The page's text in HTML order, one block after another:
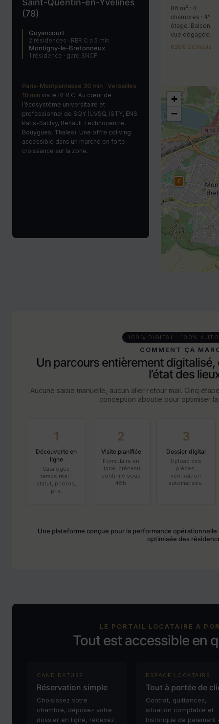
Saint-Quentin-en-Yvelines
(78)
Guyancourt
2 résidences · RER C à 5 min
Montigny-le-Bretonneux
1 résidence · gare SNCF
Paris-Montparnasse 30 min · Versailles
10 min via le RER C. Au cœur de
l’écosystème universitaire et
professionnel de SQY (UVSQ, ISTY, ENS
Paris-Saclay, Renault Technocentre,
Bouygues, Thales). Une offre coliving
accessible dans un marché en forte
croissance sur la zone.
86 m² · 4
chambres · 4ᵉ
étage. Balcon,
vue dégagée.
620€ CC/mois
E
+
−
100% DIGITAL · 100%
COMMENT ÇA
Un parcours entièrement
l’état des
Aucune saisie manuelle, aucun aller-retour mail. Cinq
conception aboutie pour optimiser
1
Découverte en
ligne
Catalogue
temps réel :
statut, photos,
prix.
2
Visite planifiée
Formulaire en
ligne, créneau
confirmé sous
48h.
3
Dossier digital
Upload des
pièces,
vérification
automatisée.
Une plateforme conçue pour la performance opérationnelle
optimisée des
LE PORTAIL LOCATAIRE À
Tout est accessible en
CANDIDATURE
Réservation simple
Choisissez votre
chambre, déposez votre
dossier en ligne, recevez
ESPACE LOCATAIRE
Tout à portée de
Contrat, quittances,
situation comptable et
historique de